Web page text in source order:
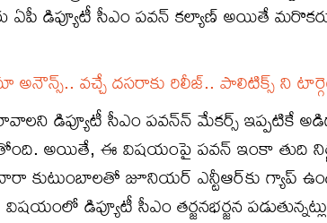
ఏపీ డిప్యూటీ సీఎం పవన్‌ కల్యాణ్‌ అయితే
వచ్చే దసరాకు రిలీజ్.. పాలిటిక్స్ ని
డిప్యూటీ సీఎం పవన్‌న్‌ మేకర్స్‌ ఇప్పటికే
అయితే, ఈ విషయంపై పవన్‌ ఇంకా తుది
కుటుంబాలతో జూనియర్‌ ఎన్టీఆర్‌కు గ్యాప్‌
డిప్యూటీ సీఎం తర్జనభర్జన